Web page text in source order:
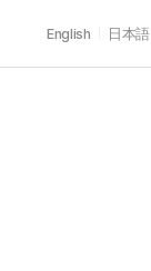
English 日本語